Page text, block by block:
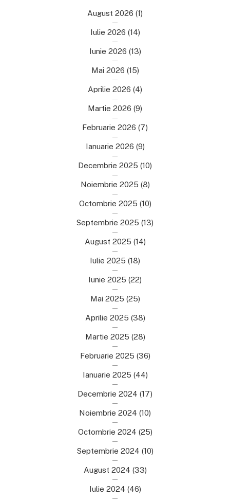
August 2026 (1)
Iulie 2026 (14)
Iunie 2026 (13)
Mai 2026 (15)
Aprilie 2026 (4)
Martie 2026 (9)
Februarie 2026 (7)
Ianuarie 2026 (9)
Decembrie 2025 (10)
Noiembrie 2025 (8)
Octombrie 2025 (10)
Septembrie 2025 (13)
August 2025 (14)
Iulie 2025 (18)
Iunie 2025 (22)
Mai 2025 (25)
Aprilie 2025 (38)
Martie 2025 (28)
Februarie 2025 (36)
Ianuarie 2025 (44)
Decembrie 2024 (17)
Noiembrie 2024 (10)
Octombrie 2024 (25)
Septembrie 2024 (10)
August 2024 (33)
Iulie 2024 (46)